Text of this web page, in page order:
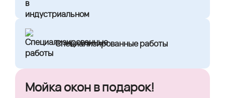
Специализированные работы
Мойка окон в подарок!